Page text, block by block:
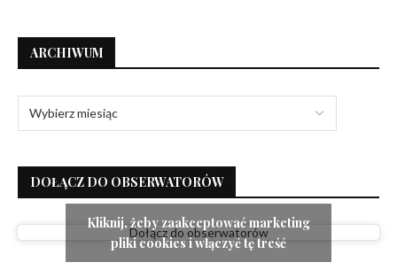
ARCHIWUM
DOŁĄCZ DO OBSERWATORÓW
Dołącz do obserwatorów
Kliknij, żeby zaakceptować marketing
pliki cookies i włączyć tę treść